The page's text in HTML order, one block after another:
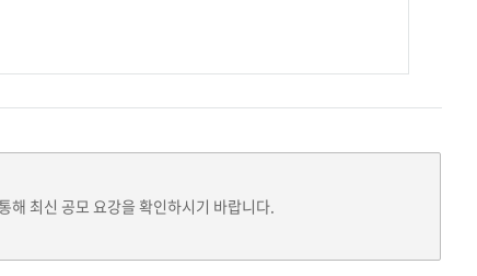
해 최신 공모 요강을 확인하시기 바랍니다.